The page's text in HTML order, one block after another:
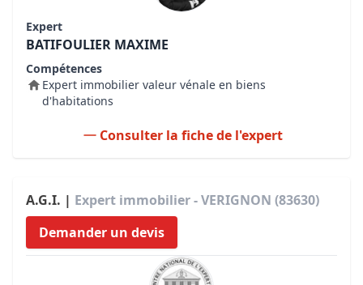
Expert
BATIFOULIER MAXIME
Compétences
Expert immobilier valeur vénale en biens
d'habitations
Consulter la fiche de l'expert
A.G.I. | Expert immobilier - VERIGNON (83630)
Demander un devis